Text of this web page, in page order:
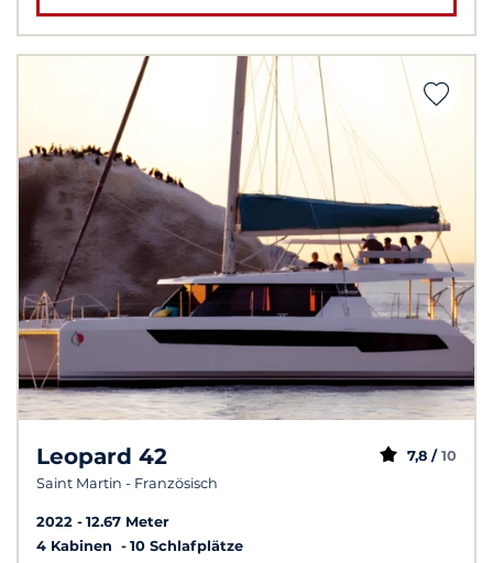
Leopard 42
Saint Martin - Französisch
7,8 / 10
2022
12.67 Meter
4 Kabinen
10 Schlafplätze